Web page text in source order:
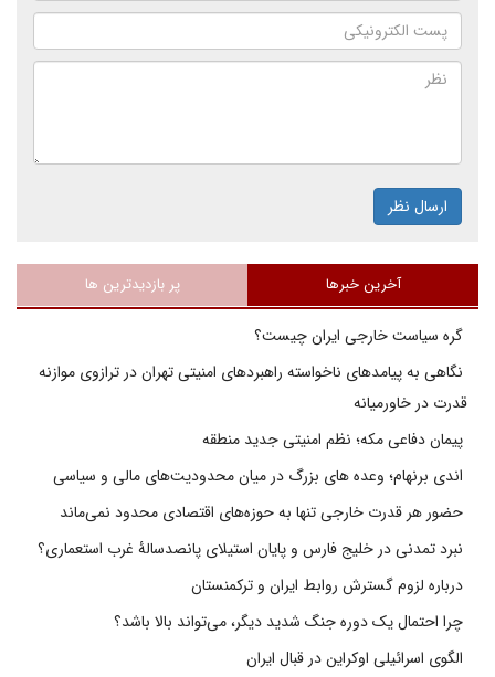
ارسال نظر
آخرین خبرها پر بازدیدترین ها
گره سیاست خارجی ایران چیست؟
نگاهی به پیامدهای ناخواسته راهبردهای امنیتی تهران در ترازوی موازنه
قدرت در خاورمیانه
پیمان دفاعی مکه؛ نظم امنیتی جدید منطقه
اندی برنهام؛ وعده های بزرگ در میان محدودیت‌های مالی و سیاسی
حضور هر قدرت خارجی تنها به حوزه‌های اقتصادی محدود نمی‌ماند
نبرد تمدنی در خلیج فارس و پایان استیلای پانصدسالۀ غرب استعماری؟
درباره لزوم گسترش روابط ایران و ترکمنستان
چرا احتمال یک دوره جنگ شدید دیگر، می‌تواند بالا باشد؟
الگوی اسرائیلی اوکراین در قبال ایران